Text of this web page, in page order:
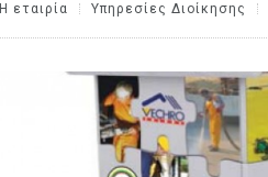
Η εταιρία Υπηρεσίες Διοίκησης